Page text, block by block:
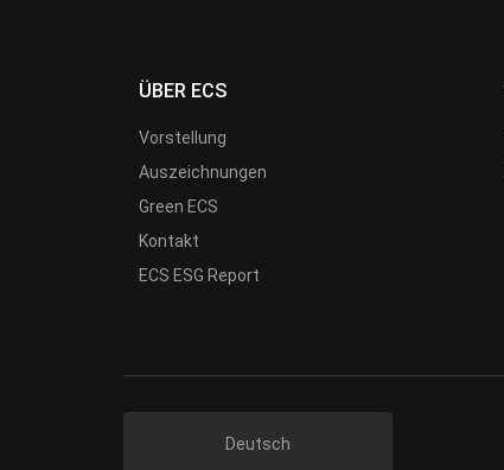
ÜBER ECS
Vorstellung
Auszeichnungen
Green ECS
Kontakt
ECS ESG Report
Deutsch